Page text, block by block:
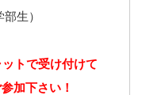
生）
トで受け付けて
加下さい！